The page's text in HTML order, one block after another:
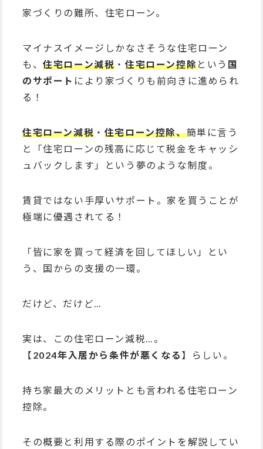
家づくりの難所、住宅ローン。
マイナスイメージしかなさそうな住宅ローン
も、住宅ローン減税 ・住宅ローン控除という 国
のサポート により家づくりも前向きに進められ
る！
住宅ローン減税 ・ 住宅ローン控除、簡単に言う
と「住宅ローンの残高に応じて税金をキャッシ
ュバックします」という夢のような制度。
賃貸ではない手厚いサポート。家を買うことが
極端に優遇されてる！
「皆に家を買って経済を回してほしい」とい
う、国からの支援の一環。
だけど、だけど…
実は、この住宅ローン減税…。
【 2024年入居から条件が悪くなる 】らしい。
持ち家最大のメリットとも言われる住宅ローン
控除。
その概要と利用する際のポイントを解説してい